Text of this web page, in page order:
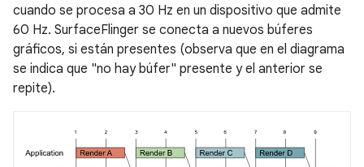
cuando se procesa a 30 Hz en un dispositivo que admite
60 Hz. SurfaceFlinger se conecta a nuevos búferes
gráficos, si están presentes (observa que en el diagrama
se indica que "no hay búfer" presente y el anterior se
repite).